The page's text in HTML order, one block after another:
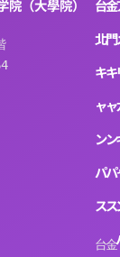
（大學院）
台
北
キ
ャ
ン
パ
ス
台
金
門
キ
ャ
ン
パ
ス
金